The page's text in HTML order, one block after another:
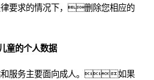
要求的情况下，删除您相应的
童的个人数据
服务主要面向成人。如果